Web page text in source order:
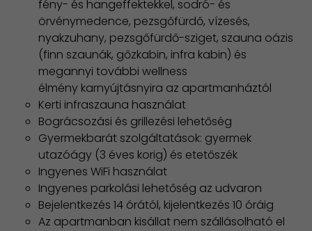
fény- és hangeffektekkel, sodró- és
örvénymedence, pezsgőfürdő, vízesés,
nyakzuhany, pezsgőfürdő-sziget, szauna oázis
(finn szaunák, gőzkabin, infra kabin) ​és
megannyi további wellness
élmény karnyújtásnyira az apartmanháztól
Kerti infraszauna használat
Bográcsozási és grillezési lehetőség
Gyermekbarát szolgáltatások: gyermek
utazóágy (3 éves korig) és etetőszék
Ingyenes WiFi használat
Ingyenes parkolási lehetőség az udvaron
Bejelentkezés 14 órától, kijelentkezés 10 óráig
Az apartmanban kisállat nem szállásolható el